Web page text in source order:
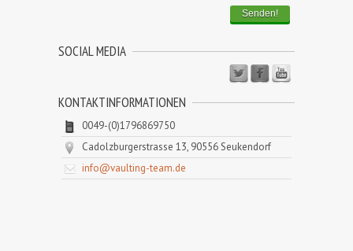
Senden!
SOCIAL MEDIA
KONTAKTINFORMATIONEN
0049-(0)1796869750
Cadolzburgerstrasse 13, 90556 Seukendorf
info@vaulting-team.de